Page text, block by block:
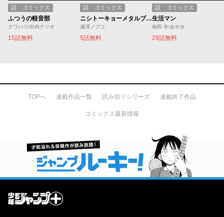
話 コミックス
ふつうの軽音部
クワハリ/出内テツオ
15話無料
話 コミックス
ニシトーキョーメタルブラザーズ
瀬澤ノブコ
5話無料
話 コミックス
生活マン
南田 冬/あやき
29話無料
TOPへ 連載作品一覧 読み切りシリーズ 連載終了作品
コミックス最新情報
才能溢れる投稿作が読み放題！ ジャンプルーキー！